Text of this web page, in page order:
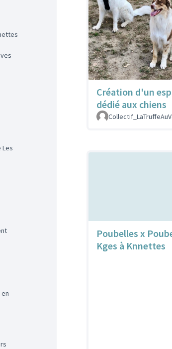
Création d'un
dédié aux chiens
Poubelles x
Kges à Knnettes